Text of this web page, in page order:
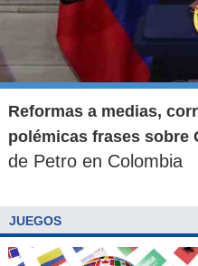
Reformas a medias,
polémicas frases sobre
de Petro en Colombia
JUEGOS